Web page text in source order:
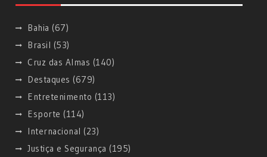
Bahia (67)
Brasil (53)
Cruz das Almas (140)
Destaques (679)
Entretenimento (113)
Esporte (114)
Internacional (23)
Justiça e Segurança (195)